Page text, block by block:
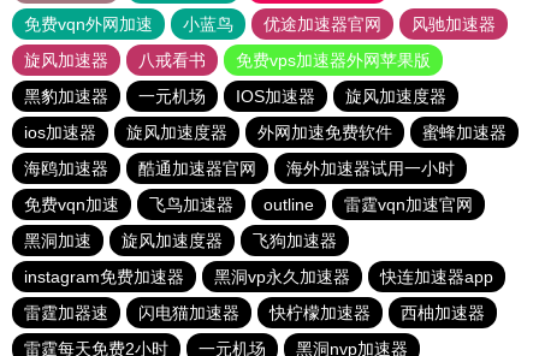
免费vqn外网加速
小蓝鸟 优途加速器官网
风驰加速器
旋风加速器
八戒看书
免费vps加速器外网苹果版
黑豹加速器
一元机场 IOS加速器
旋风加速度器
ios加速器
旋风加速度器 外网加速免费软件
蜜蜂加速器
海鸥加速器
酷通加速器官网
海外加速器试用一小时
免费vqn加速
飞鸟加速器 outline
雷霆vqn加速官网
黑洞加速
旋风加速度器
飞狗加速器
instagram免费加速器
黑洞vp永久加速器
快连加速器app
雷霆加器速
闪电猫加速器 快柠檬加速器
西柚加速器
雷霆每天免费2小时
一元机场 黑洞nvp加速器